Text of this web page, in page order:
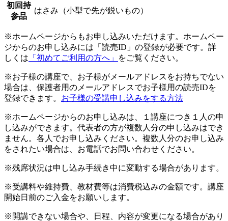
初回持
参品
はさみ（小型で先が鋭いもの）
※ホームページからもお申し込みいただけます。ホームペー
ジからのお申し込みには「読売ID」の登録が必要です。詳
しくは 「初めてご利用の方へ」 をご覧ください。
※お子様の講座で、お子様がメールアドレスをお持ちでない
場合は、保護者用のメールアドレスでお子様用の読売IDを
登録できます。 お子様の受講申し込みをする方法
※ホームページからのお申し込みは、１講座につき１人の申
し込みができます。代表者の方が複数人分の申し込みはでき
ません。各人でお申し込みください。複数人分のお申し込み
をされたい場合は、お電話でお問い合わせください。
※残席状況は申し込み手続き中に変動する場合があります。
※受講料や維持費、教材費等は消費税込みの金額です。講座
開始日前のご入金をお願いします。
※開講できない場合や、日程、内容が変更になる場合があり